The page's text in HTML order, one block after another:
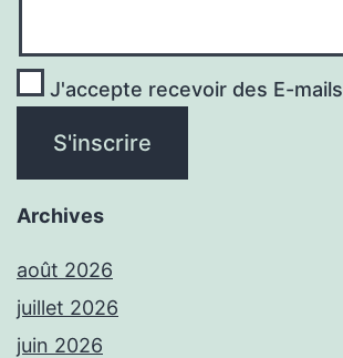
J'accepte recevoir des E-mails
Archives
août 2026
juillet 2026
juin 2026